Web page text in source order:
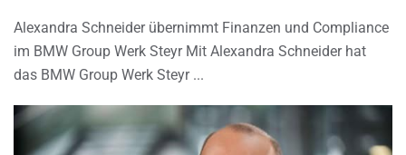
Alexandra Schneider übernimmt Finanzen und Compliance
im BMW Group Werk Steyr Mit Alexandra Schneider hat
das BMW Group Werk Steyr